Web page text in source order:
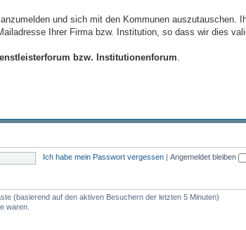
und sich mit den Kommunen auszutauschen.
Ihrer Firma bzw. Institution, so dass wir dies
bzw. Institutionenforum
Ich habe mein Passwort vergessen Angemeldet bleiben
(basierend auf den aktiven Besuchern der letzten 5 Minuten)
waren.